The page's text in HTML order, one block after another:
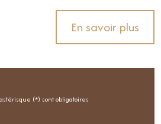
En savoir plus
(*) sont obligatoires